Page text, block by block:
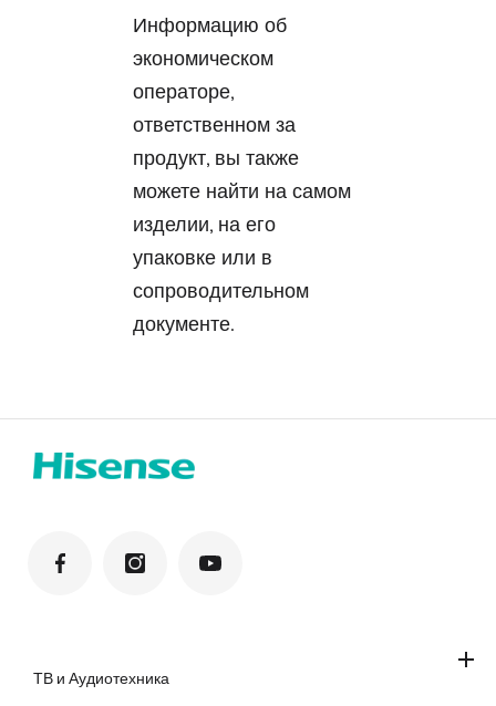
Информацию об
экономическом
операторе,
ответственном за
продукт, вы также
можете найти на самом
изделии, на его
упаковке или в
сопроводительном
документе.
ТВ и Аудиотехника